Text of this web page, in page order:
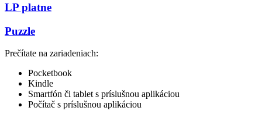
LP platne
Puzzle
Prečítate na zariadeniach:
Pocketbook
Kindle
Smartfón či tablet s príslušnou aplikáciou
Počítač s príslušnou aplikáciou